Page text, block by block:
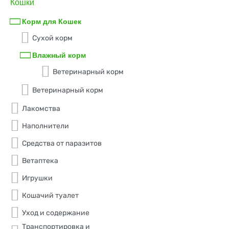
STATERA
Tasty
Wanpy
Whiskas
Zillii
Zoodiet
ZooRing
Вкусмясина
Дарлинг
Деревенские лакомства
краб
креветка
креветки
куриная печень
малина
манго
мидии
морковь
мясо
овощи
океаническая рыба
Профилактика ХПН
Стерилизованные
Уход за полостью рта
Кошки
Корм для Кошек
Сухой корм
Влажный корм
Ветеринарный корм
Ветеринарный корм
Лакомства
Наполнители
Средства от паразитов
Ветаптека
Игрушки
Кошачий туалет
Уход и содержание
Транспортировка и